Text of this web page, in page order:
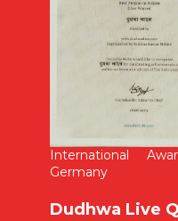
International
Germany
Dudhwa Live